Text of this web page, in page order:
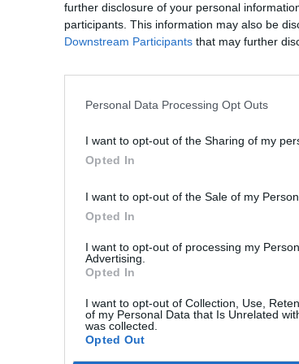
further disclosure of your personal
participants. This information may also be
Downstream Participants that may further
Personal Data Processing Opt Outs
I want to opt-out of the Sharing of my
Opted In
I want to opt-out of the Sale of my
Opted In
I want to opt-out of processing my
Advertising.
Opted In
I want to opt-out of Collection, Use,
of my Personal Data that Is Unrelated
was collected.
Opted Out
Trump,